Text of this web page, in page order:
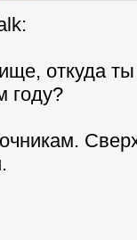
откуда
году?